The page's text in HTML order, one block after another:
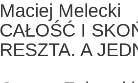
Maciej Melecki
CAŁOŚĆ I
RESZTA. A